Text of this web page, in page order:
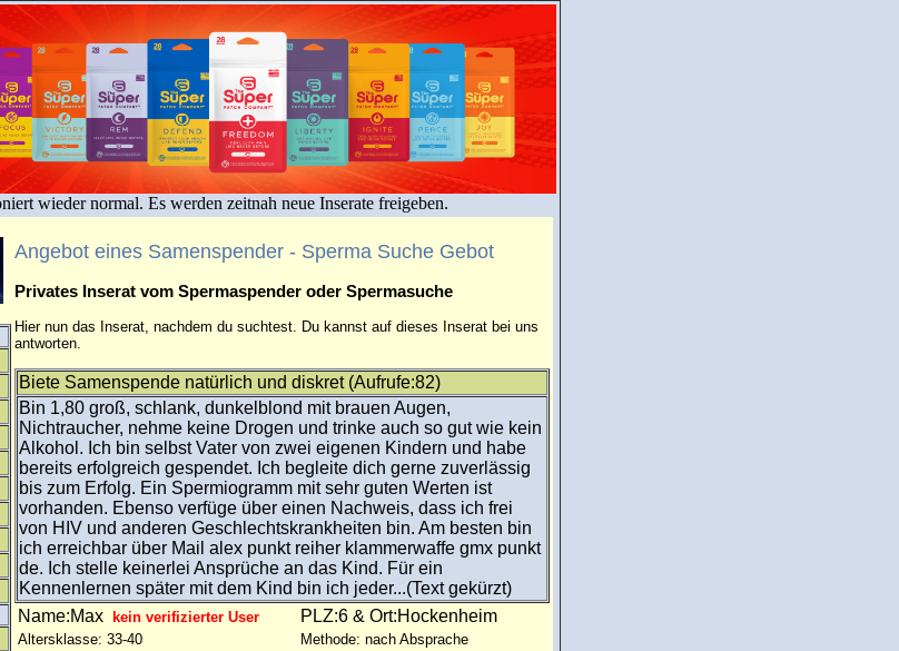
wieder normal. Es werden zeitnah neue Inserate freigeben.
Angebot eines Samenspender - Sperma Suche Gebot
Privates Inserat vom Spermaspender oder Spermasuche
Hier nun das Inserat, nachdem du suchtest. Du kannst auf dieses Inserat bei uns
antworten.
Biete Samenspende natürlich und diskret (Aufrufe:82)
Bin 1,80 groß, schlank, dunkelblond mit brauen Augen,
Nichtraucher, nehme keine Drogen und trinke auch so gut wie kein
Alkohol. Ich bin selbst Vater von zwei eigenen Kindern und habe
bereits erfolgreich gespendet. Ich begleite dich gerne zuverlässig
bis zum Erfolg. Ein Spermiogramm mit sehr guten Werten ist
vorhanden. Ebenso verfüge über einen Nachweis, dass ich frei
von HIV und anderen Geschlechtskrankheiten bin. Am besten bin
ich erreichbar über Mail alex punkt reiher klammerwaffe gmx punkt
de. Ich stelle keinerlei Ansprüche an das Kind. Für ein
Kennenlernen später mit dem Kind bin ich jeder...(Text gekürzt)
Name:Max
kein verifizierter User PLZ:6 & Ort:Hockenheim
Altersklasse: 33-40
Methode: nach Absprache